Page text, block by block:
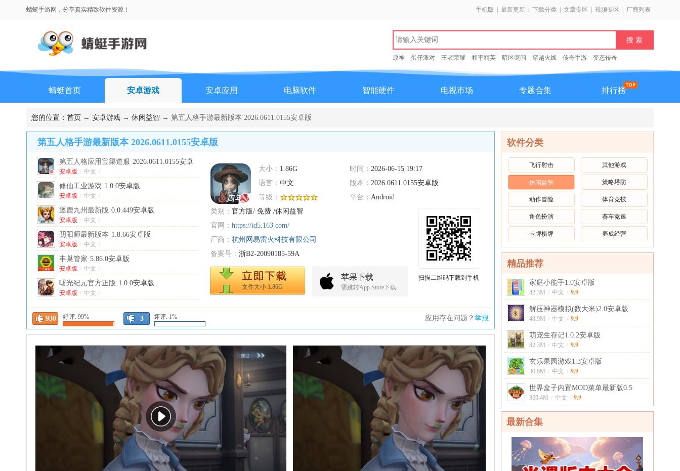
蜻蜓手游网，分享真实精致软件资源！ 手机版 最新更新 下载分类 文章专区 视频专区 厂商列表
原神 蛋仔派对 王者荣耀 和平精英 暗区突围 穿越火线 传奇手游 变态传奇
蜻蜓首页 安卓游戏 安卓应用 电脑软件 智能硬件 电视市场 专题合集 排行榜
您的位置： 首页 → 安卓游戏 → 休闲益智 → 第五人格手游最新版本 2026.0611.0155安卓版
第五人格手游最新版本 2026.0611.0155安卓版
大小： 1.86G 时间： 2026-06-15 19:17
语言： 中文 版本： 2026.0611.0155安卓版
等级：
平台： Android
类别： 官方版/ 免费 /休闲益智
官网： https://id5.163.com/
厂商： 杭州网易雷火科技有限公司
备案号： 浙B2-20090185-59A
文件大小:1.86G
苹果下载
需跳转App Store下载
930 好评: 99% 3 坏评: 1% 应用存在问题？ 举报
第五人格应用宝渠道服 2026.0611.0155安卓
最新版
安卓版 / 中文 /
修仙工业游戏 1.0.0安卓版
安卓版 / 中文 /
逐鹿九州最新版 0.0.449安卓版
安卓版 / 中文 /
阴阳师最新版本 1.8.66安卓版
安卓版 / 中文 /
丰巢管家 5.86.0安卓版
安卓版 / 中文 /
曙光纪元官方正版 1.0.0安卓版
安卓版 / 中文 /
苍之彼方的四重奏安卓直装 1.1最新版
中文 /
途家民宿 9.26.3安卓版
阴阳师应用宝渠道服 1.8.66安卓版
安卓版 中文
异环港台服2026最新版本 1.1.1.75715安卓版
中文
扫描二维码下载到手机
软件分类
飞行射击 其他游戏
休闲益智 策略塔防
动作冒险 体育竞技
角色扮演 赛车竞速
卡牌棋牌 养成经营
精品推荐
家庭小能手1.0安卓版
42.3M / 中文 / 9.9
解压神器模拟(数大米)2.0安卓版
48.9M / 中文 / 9.9
萌宠生存记1.0.2安卓版
82.3M / 中文 / 9.9
玄乐果园游戏1.3安卓版
30.6M / 中文 / 9.9
世界盒子内置MOD菜单最新版0.5
369.4M / 中文 / 9.9
最新合集